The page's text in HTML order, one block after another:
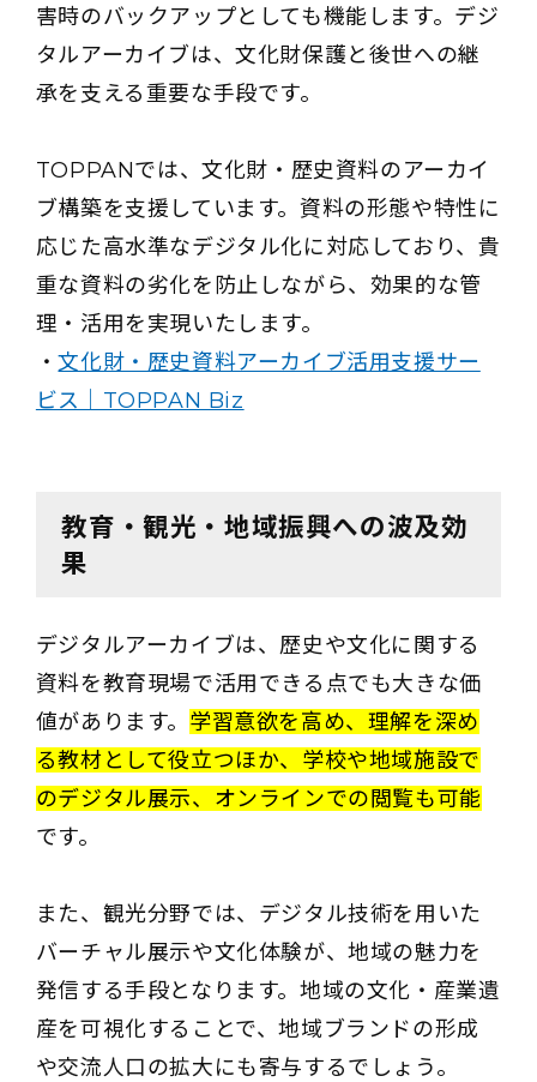
害時のバックアップとしても機能します。デジ
タルアーカイブは、文化財保護と後世への継
承を支える重要な手段です。
TOPPANでは、文化財・歴史資料のアーカイ
ブ構築を支援しています。資料の形態や特性に
応じた高水準なデジタル化に対応しており、貴
重な資料の劣化を防止しながら、効果的な管
理・活用を実現いたします。
・文化財・歴史資料アーカイブ活用支援サー
ビス｜TOPPAN Biz
教育・観光・地域振興への波及効
果
デジタルアーカイブは、歴史や文化に関する
資料を教育現場で活用できる点でも大きな価
値があります。 学習意欲を高め、理解を深め
る教材として役立つほか、学校や地域施設で
のデジタル展示、オンラインでの閲覧も可能
です。
また、観光分野では、デジタル技術を用いた
バーチャル展示や文化体験が、地域の魅力を
発信する手段となります。地域の文化・産業遺
産を可視化することで、地域ブランドの形成
や交流人口の拡大にも寄与するでしょう。